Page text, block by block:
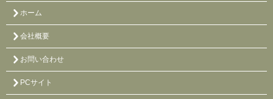
ホーム
会社概要
お問い合わせ
PCサイト